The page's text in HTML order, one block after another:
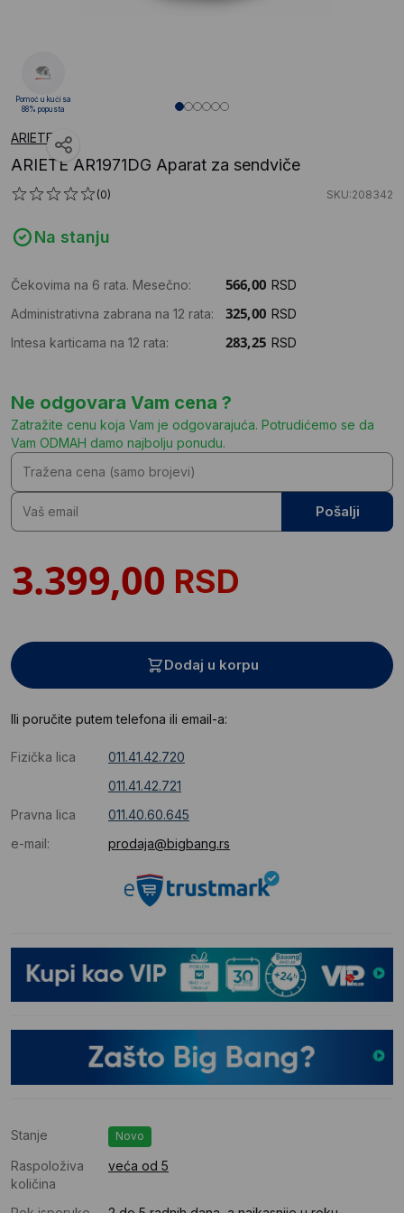
ARIETE
ARIETE AR1971DG Aparat za sendviče
(0) SKU:208342
Na stanju
Čekovima na 6 rata. Mesečno:
RSD
Administrativna zabrana na 12 rata:
RSD
Intesa karticama na 12 rata:
RSD
Ne odgovara Vam cena ?
Zatražite cenu koja Vam je odgovarajuća. Potrudićemo se da
Vam ODMAH damo najbolju ponudu.
Pošalji
RSD
Dodaj u korpu
Ili poručite putem telefona ili email-a:
Fizička lica
011.41.42.720
011.41.42.721
Pravna lica
011.40.60.645
e-mail:
prodaja@bigbang.rs
Stanje Novo
Raspoloživa
količina
veća od 5
Pomoć u kući sa
88% popusta